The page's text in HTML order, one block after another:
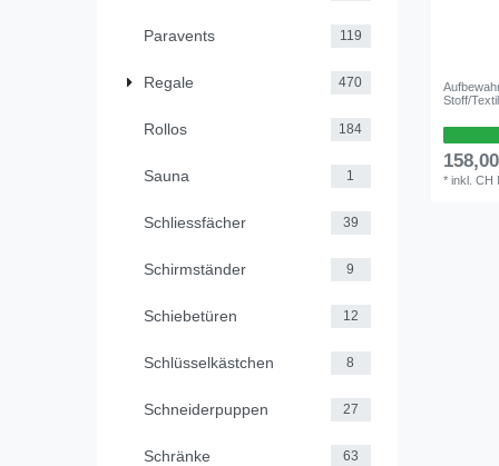
Paravents 119
Regale 470
Rollos 184
Sauna 1
Schliessfächer 39
Schirmständer 9
Schiebetüren 12
Schlüsselkästchen 8
Schneiderpuppen 27
Schränke 63
Stoff/
*inkl. CH